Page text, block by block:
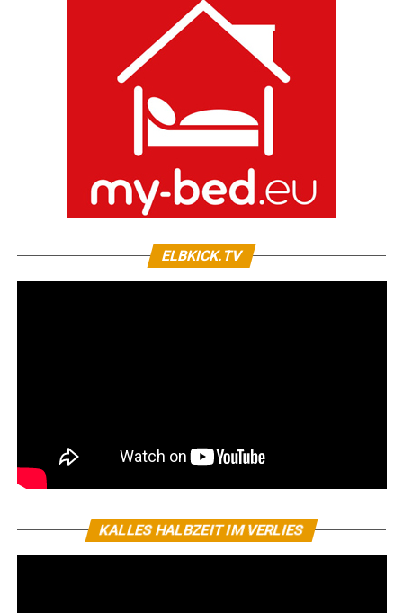
ELBKICK.TV
KALLES HALBZEIT IM VERLIES